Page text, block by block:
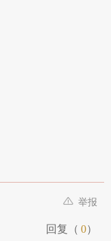
举报
回复（ 0）